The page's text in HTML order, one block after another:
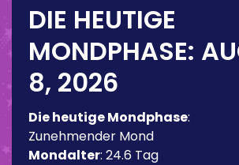
DIE HEUTIGE
MONDPHASE:
8, 2026
Die heutige Mondphase:
Zunehmender Mond
Mondalter: 24.6 Tag